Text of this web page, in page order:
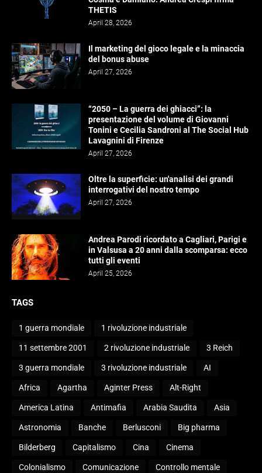
THETIS
April 28, 2026
Il marketing del gioco legale e la minaccia
del bonus abuse
April 27, 2026
“2050 – La guerra dei ghiacci”: la
presentazione del volume di Giovanni
Tonini e Cecilia Sandroni al The Social Hub
Lavagnini di Firenze
April 27, 2026
Oltre la superficie: un'analisi dei grandi
interrogativi del nostro tempo
April 27, 2026
Andrea Parodi ricordato a Cagliari, Parigi e
in Valsusa a 20 anni dalla scomparsa: ecco
tutti gli eventi
April 25, 2026
TAGS
1 guerra mondiale 1 rivoluzione industriale
11 settembre 2001 2 rivoluzione industriale 3 Reich
3 guerra mondiale 3 rivoluzione industriale AI
Africa Agartha Aginter Press Alt-Right
America Latina Antimafia Arabia Saudita Asia
Astronomia Banche Berlusconi Big pharma
Bilderberg Capitalismo Cina Cinema
Colonialismo Comunicazione Controllo mentale